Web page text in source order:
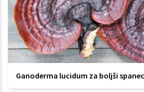
Ganoderma lucidum za boljši